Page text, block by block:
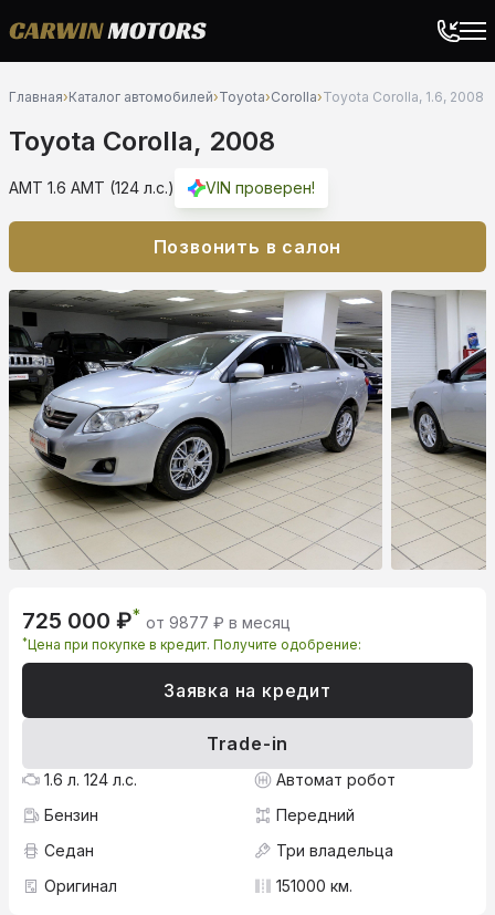
Главная›Каталог автомобилей›Toyota›Corolla›Toyota Corolla, 1.6, 2008
Toyota Corolla, 2008
AMT 1.6 AMT (124 л.с.) VIN проверен!
Позвонить в салон
725 000 ₽* от 9877 ₽ в месяц
*Цена при покупке в кредит. Получите одобрение:
Заявка на кредит
Trade-in
1.6 л. 124 л.с.
Автомат робот
Бензин
Передний
Седан
Три владельца
Оригинал
151000 км.